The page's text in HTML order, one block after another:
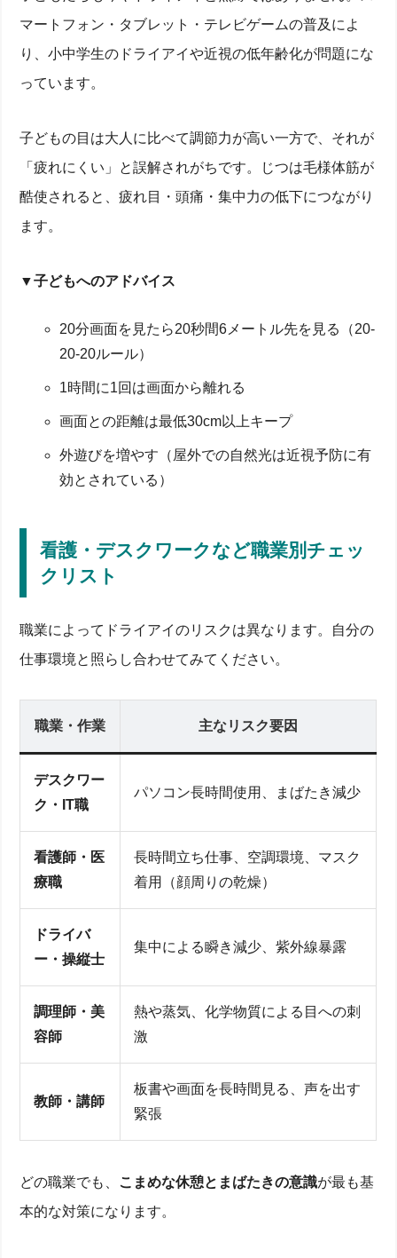
マートフォン・タブレット・テレビゲームの普及によ
り、小中学生のドライアイや近視の低年齢化が問題にな
っています。
子どもの目は大人に比べて調節力が高い一方で、それが
「疲れにくい」と誤解されがちです。じつは毛様体筋が
酷使されると、疲れ目・頭痛・集中力の低下につながり
ます。
▼子どもへのアドバイス
20分画面を見たら20秒間6メートル先を見る（20-
20-20ルール）
1時間に1回は画面から離れる
画面との距離は最低30cm以上キープ
外遊びを増やす（屋外での自然光は近視予防に有
効とされている）
看護・デスクワークなど職業別チェッ
クリスト
職業によってドライアイのリスクは異なります。自分の
仕事環境と照らし合わせてみてください。
職業・作業 主なリスク要因
デスクワー
ク・IT職
パソコン長時間使用、まばたき減少
看護師・医
療職
長時間立ち仕事、空調環境、マスク
着用（顔周りの乾燥）
ドライバ
ー・操縦士
集中による瞬き減少、紫外線暴露
調理師・美
容師
熱や蒸気、化学物質による目への刺
激
教師・講師
板書や画面を長時間見る、声を出す
緊張
どの職業でも、 こまめな休憩とまばたきの意識が最も基
本的な対策になります。